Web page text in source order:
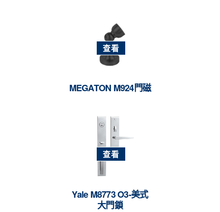
MEGATON M924門磁
查看
Yale M8773 O3-美式
大門鎖
查看